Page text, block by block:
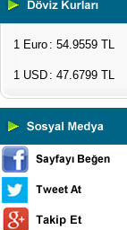
1 Euro : 54.9559 TL
1 USD : 47.6799 TL